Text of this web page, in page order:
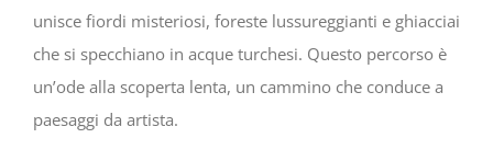
unisce fiordi misteriosi, foreste lussureggianti e ghiacciai
che si specchiano in acque turchesi. Questo percorso è
un’ode alla scoperta lenta, un cammino che conduce a
paesaggi da artista.